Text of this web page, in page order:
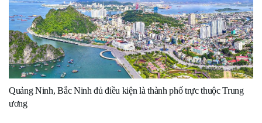
Quảng Ninh, Bắc Ninh đủ điều kiện là thành phố trực thuộc Trung
ương